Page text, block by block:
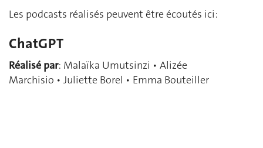
Les podcasts réalisés peuvent être écoutés ici:
ChatGPT
Réalisé par: Malaïka Umutsinzi • Alizée
Marchisio • Juliette Borel • Emma Bouteiller